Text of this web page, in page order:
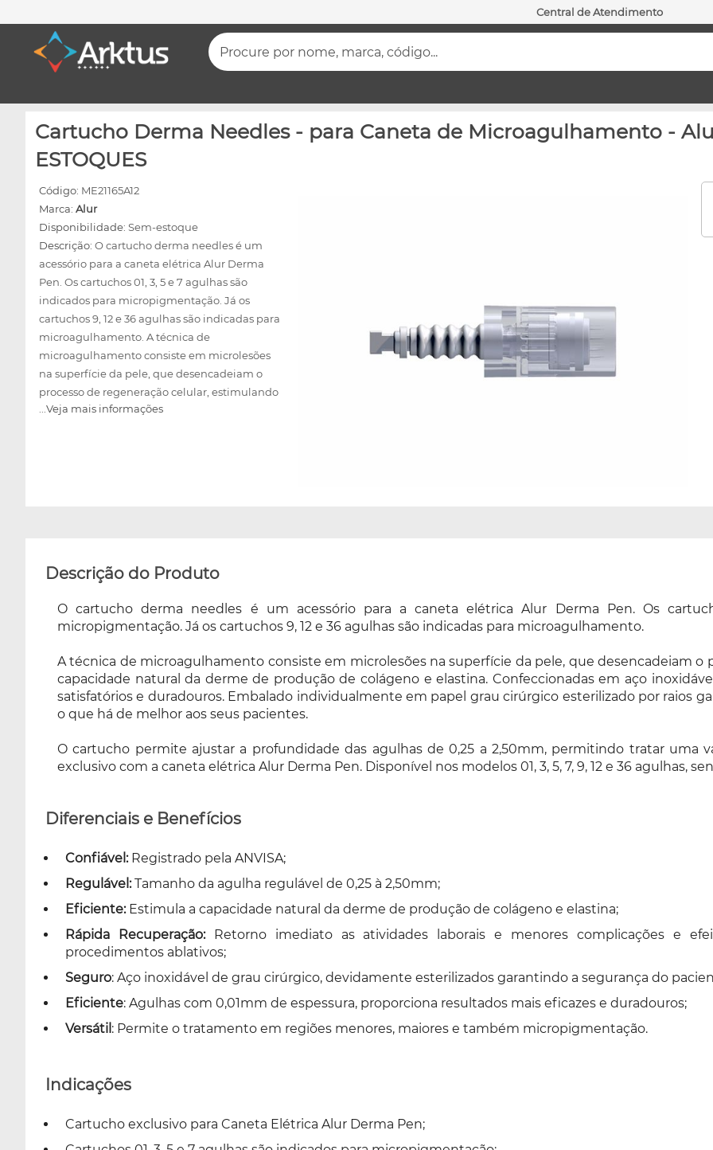
Central de Atendimento
Procure por nome, marca, código...
Cartucho Derma Needles - para Caneta de Microagulhamento -
ESTOQUES
Código: ME21165A12
Marca: Alur
Disponibilidade: Sem-estoque
Descrição: O cartucho derma needles é um
acessório para a caneta elétrica Alur Derma
Pen. Os cartuchos 01, 3, 5 e 7 agulhas são
indicados para micropigmentação. Já os
cartuchos 9, 12 e 36 agulhas são indicadas para
microagulhamento. A técnica de
microagulhamento consiste em microlesões
na superfície da pele, que desencadeiam o
processo de regeneração celular, estimulando
a capacidade natural da derme de produção
de 0,25 a 2,50mm, permitindo tratar uma
exclusivo com a caneta elétrica Alur Derma
Pen. Disponível nos modelos 01, 3, 5, 7, 9, 12 e
compra.
...Veja mais informações
Descrição do Produto
O cartucho derma needles é um acessório para a caneta elétrica Alur Derma Pen. Os
micropigmentação. Já os cartuchos 9, 12 e 36 agulhas são indicadas para microagulhamento.
A técnica de microagulhamento consiste em microlesões na superfície da pele, que desencadeiam o
capacidade natural da derme de produção de colágeno e elastina. Confeccionadas em aço
satisfatórios e duradouros. Embalado individualmente em papel grau cirúrgico esterilizado por raios
o que há de melhor aos seus pacientes.
O cartucho permite ajustar a profundidade das agulhas de 0,25 a 2,50mm, permitindo tratar uma
exclusivo com a caneta elétrica Alur Derma Pen. Disponível nos modelos 01, 3, 5, 7, 9, 12 e 36 agulhas,
Diferenciais e Benefícios
Confiável:Registrado pela ANVISA;
Regulável:Tamanho da agulha regulável de 0,25 à 2,50mm;
Eficiente:Estimula a capacidade natural da derme de produção de colágeno e elastina;
Rápida Recuperação:Retorno imediato as atividades laborais e menores complicações e
procedimentos ablativos;
Seguro: Aço inoxidável de grau cirúrgico, devidamente esterilizados garantindo a segurança do
Eficiente: Agulhas com 0,01mm de espessura, proporciona resultados mais eficazes e duradouros;
Versátil : Permite o tratamento em regiões menores, maiores e também micropigmentação.
Indicações
Cartucho exclusivo para Caneta Elétrica Alur Derma Pen;